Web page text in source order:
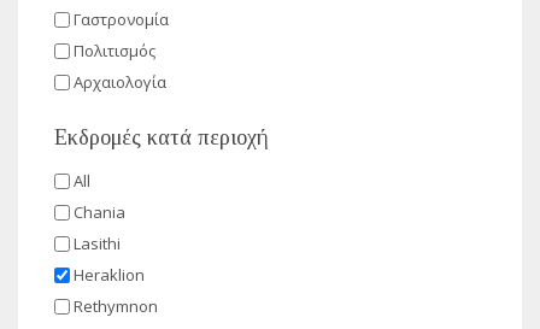
Γαστρονομία
Πολιτισμός
Αρχαιολογία
Εκδρομές κατά περιοχή
All
Chania
Lasithi
Heraklion
Rethymnon